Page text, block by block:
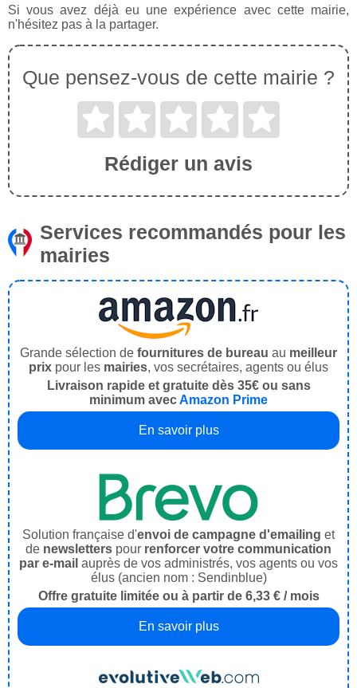
Si vous avez déjà eu une expérience avec cette mairie,
n'hésitez pas à la partager.
Que pensez-vous de cette mairie ?
Rédiger un avis
Services recommandés pour les
mairies
Grande sélection de fournitures de bureau au meilleur
prix pour les mairies, vos secrétaires, agents ou élus
Livraison rapide et gratuite dès 35€ ou sans
minimum avecAmazon Prime
En savoir plus
Solution française d'envoi de campagne d'emailing et
de newsletters pour renforcer votre communication
par e-mail auprès de vos administrés, vos agents ou vos
élus (ancien nom : Sendinblue)
Offre gratuite limitée ou à partir de 6,33 € / mois
En savoir plus